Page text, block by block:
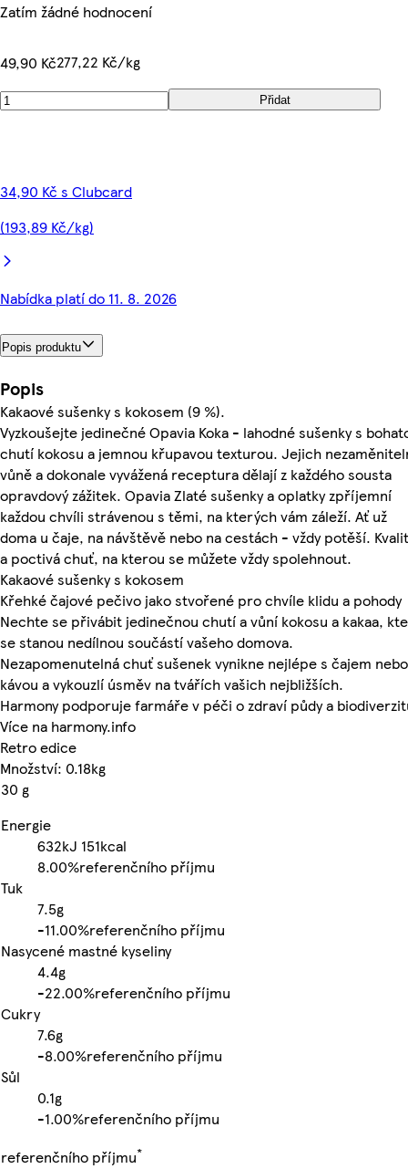
Zatím žádné hodnocení
49,90 Kč277,22 Kč/kg
Přidat
34,90 Kč s Clubcard
(193,89 Kč/kg)
Nabídka platí do 11. 8. 2026
Popis produktu
Popis
Kakaové sušenky s kokosem (9 %).
Vyzkoušejte jedinečné Opavia Koka - lahodné sušenky s
chutí kokosu a jemnou křupavou texturou. Jejich
vůně a dokonale vyvážená receptura dělají z každého sousta
opravdový zážitek. Opavia Zlaté sušenky a oplatky zpříjemní
každou chvíli strávenou s těmi, na kterých vám záleží. Ať už
doma u čaje, na návštěvě nebo na cestách - vždy potěší.
a poctivá chuť, na kterou se můžete vždy spolehnout.
Kakaové sušenky s kokosem
Křehké čajové pečivo jako stvořené pro chvíle klidu a pohody
Nechte se přivábit jedinečnou chutí a vůní kokosu a kakaa,
se stanou nedílnou součástí vašeho domova.
Nezapomenutelná chuť sušenek vynikne nejlépe s čajem nebo
kávou a vykouzlí úsměv na tvářích vašich nejbližších.
Harmony podporuje farmáře v péči o zdraví půdy a
Více na harmony.info
Retro edice
Množství: 0.18kg
30 g
Energie
632kJ 151kcal
8.00%referenčního příjmu
Tuk
7.5g
-11.00%referenčního příjmu
Nasycené mastné kyseliny
4.4g
-22.00%referenčního příjmu
Cukry
7.6g
-8.00%referenčního příjmu
Sůl
0.1g
-1.00%referenčního příjmu
referenčního příjmu*